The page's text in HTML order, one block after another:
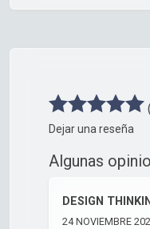
Dejar una reseña
Algunas
DESIGN
24 NOVIEMBRE